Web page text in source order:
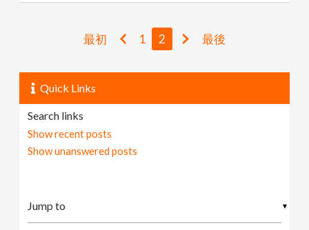
最初 1 2 最後
Quick Links
Search links
Show recent posts
Show unanswered posts
▼